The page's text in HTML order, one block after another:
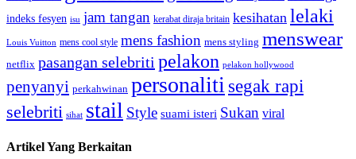
indeks fesyen isu jam tangan kerabat diraja britain kesihatan lelaki
Louis Vuitton mens cool style mens fashion mens styling menswear
netflix pasangan selebriti pelakon pelakon hollywood
penyanyi perkahwinan personaliti segak rapi
selebriti sihat stail Style suami isteri Sukan viral
Artikel Yang Berkaitan